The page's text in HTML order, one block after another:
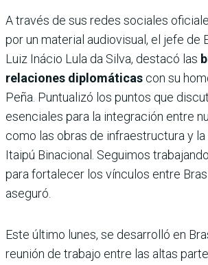
A través de sus redes sociales
por un material audiovisual, el jefe de
Luiz Inácio Lula da Silva, destacó las
relaciones diplomáticas con su
Peña. Puntualizó los puntos que
esenciales para la integración entre
como las obras de infraestructura y
Itaipú Binacional. Seguimos
para fortalecer los vínculos entre
aseguró.
Este último lunes, se desarrolló en
reunión de trabajo entre las altas